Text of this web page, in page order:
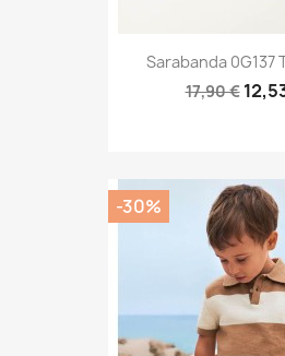
Sarabanda 0G137
17,90 €
-30%